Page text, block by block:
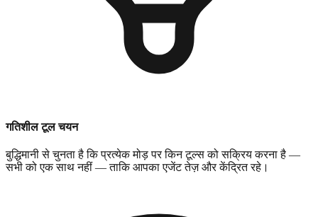
गतिशील टूल चयन
बुद्धिमानी से चुनता है कि प्रत्येक मोड़ पर किन टूल्स को सक्रिय करना है —
सभी को एक साथ नहीं — ताकि आपका एजेंट तेज़ और केंद्रित रहे।